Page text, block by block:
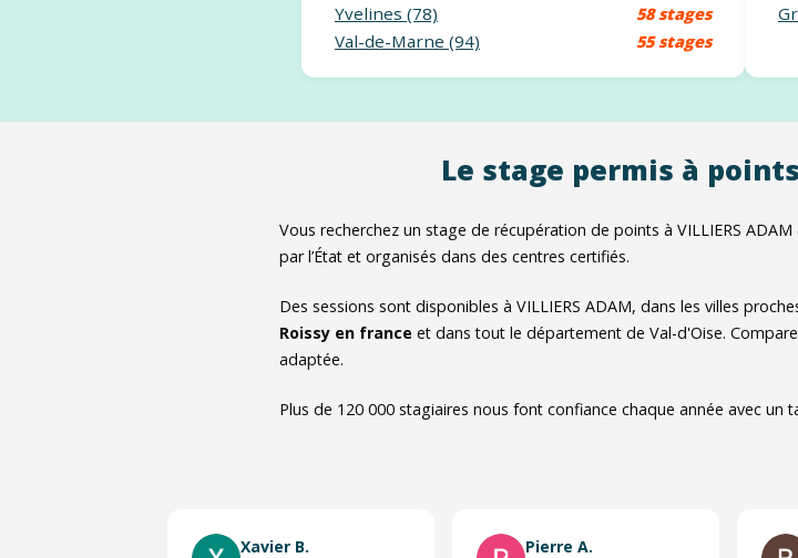
Yvelines (78) 58 stages
Val-de-Marne (94) 55 stages
Le stage permis à points
Vous recherchez un stage de récupération de points à VILLIERS
par l’État et organisés dans des centres certifiés.
Des sessions sont disponibles à VILLIERS ADAM, dans les villes
Roissy en france et dans tout le département de Val-d'Oise.
adaptée.
Plus de 120 000 stagiaires nous font confiance chaque année avec un
Xavier B. Pierre A.